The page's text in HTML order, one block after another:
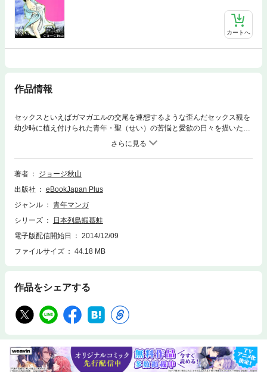
カートへ
作品情報
セックスといえばガマガエルの交尾を連想するような歪んだセックス観を
幼少時に植え付けられた青年・聖（せい）の苦悩と愛欲の日々を描いた青
春ストーリー。ある日、年上の少年達からセックスについて教えられた子
供の聖は、自分の母親はそんな事を絶対しないと言い張る。しかし深夜に
目が覚めた聖は、セックスしている母親を目の当たりにして深いショック
を……!?
著者
ジョージ秋山
出版社
eBookJapan Plus
ジャンル
青年マンガ
シリーズ
日本列島蝦蟇蛙
電子版配信開始日
2014/12/09
ファイルサイズ
44.18 MB
作品をシェアする